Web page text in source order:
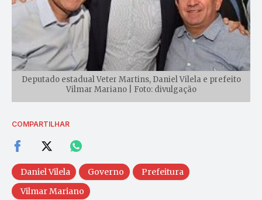
Deputado estadual Veter Martins, Daniel Vilela e prefeito
Vilmar Mariano | Foto: divulgação
COMPARTILHAR
Daniel Vilela Governo
Prefeitura
Vilmar Mariano